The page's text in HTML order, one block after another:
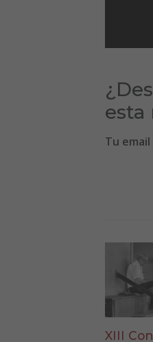
esta
Tu email
XIII